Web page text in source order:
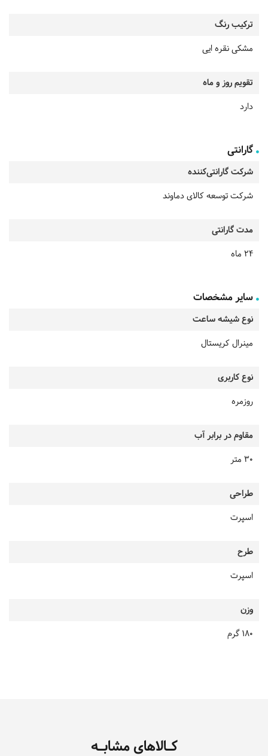
ترکیب رنگ
مشکی نقره ایی
تقویم روز و ماه
دارد
گارانتی
شرکت گارانتی‌کننده
شرکت توسعه کالای دماوند
مدت گارانتی
24 ماه
سایر مشخصات
نوع شیشه ساعت
مینرال کریستال
نوع کاربری
روزمره
مقاوم در برابر آب
30 متر
طراحی
اسپرت
طرح
اسپرت
وزن
180 گرم
کـالاهای مشابـه